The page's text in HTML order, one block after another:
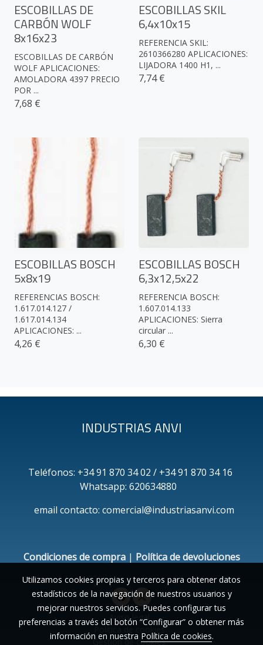
ESCOBILLAS DE
CARBÓN WOLF
8x16x23
ESCOBILLAS DE CARBÓN
WOLF APLICACIONES:
AMOLADORA 4397 PRECIO
POR ...
7,68 €
ESCOBILLAS SKIL
6,4x10x15
REFERENCIA SKIL:
2610366280 APLICACIONES:
LIJADORA 1400 H1, ...
7,74 €
ESCOBILLAS BOSCH
5x8x19
REFERENCIAS BOSCH:
1.617.014.127 /
1.617.014.134
APLICACIONES: ...
4,26 €
ESCOBILLAS BOSCH
6,3x12,5x22
REFERENCIA BOSCH:
1.607.014.133
APLICACIONES: Sierra
circular ...
6,30 €
INDUSTRIAS ANVI
Teléfonos: +34 91 870 34 02 / +34 91 870 34 16
Whatsapp: 620634880
email contacto: comercial@industriasanvi.com
Condiciones de compra| Política de devoluciones
Aviso legal
Política de cookies
Gestión de cookies
Utilizamos cookies propias y terceros para obtener datos
estadísticos de la navegación de nuestros usuarios y
mejorar nuestros servicios. Puedes configurar tus
preferencias a través del botón “Configurar” o obtener más
información en nuestra Política de cookies.